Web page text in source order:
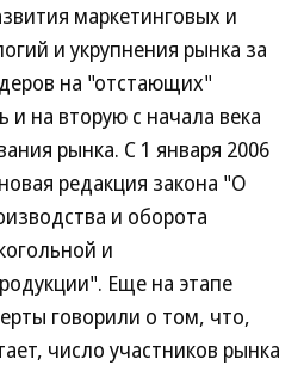
маркетинговых и
и укрупнения рынка за
на "отстающих"
и на вторую с начала века
рынка. С 1 января 2006
редакция закона "О
и оборота
и
Еще на этапе
говорили о том, что,
число участников рынка